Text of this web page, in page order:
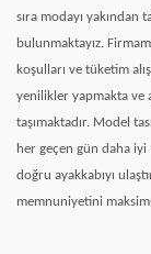
sıra modayı
bulunmaktayız.
koşulları ve tüketim
yenilikler yapmakta ve
taşımaktadır. Model
her geçen gün daha iyi
doğru ayakkabıyı
memnuniyetini